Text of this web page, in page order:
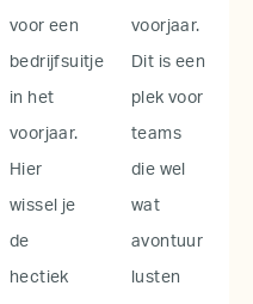
voor een
bedrijfsuitje
in het
voorjaar.
Hier
wissel je
de
hectiek
voorjaar.
Dit is een
plek voor
teams
die wel
wat
avontuur
lusten